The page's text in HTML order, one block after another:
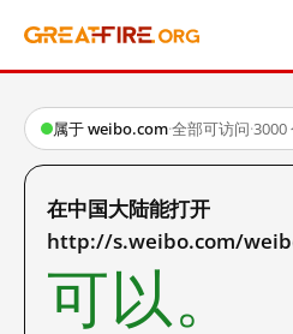
属于 weibo.com·全部可访问·3000
在中国大陆能打开
http://s.weibo.com/
可以。